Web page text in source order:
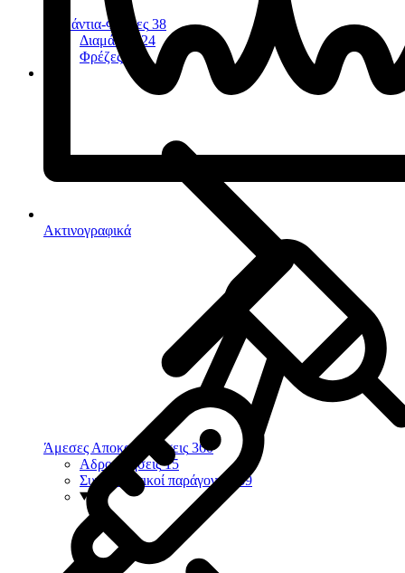
Ακτινογραφικά
Διαμάντια-Φρέζες 38
Διαμάντια
24
Φρέζες
Άμεσες Αποκαταστάσεις 360
Αδροποιήσεις 15
Συγκολλητικοί παράγοντες
39